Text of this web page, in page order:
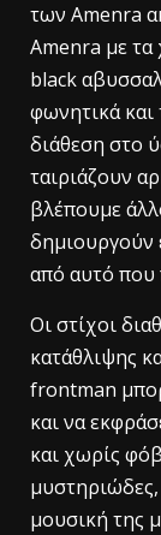
των Amenra
Amenra με τα
black
φωνητικά και
διάθεση στο
ταιριάζουν
βλέπουμε
δημιουργούν
από αυτό που
Οι στίχοι
κατάθλιψης
frontman
και να
και χωρίς
μυστηριώδες,
μουσική της